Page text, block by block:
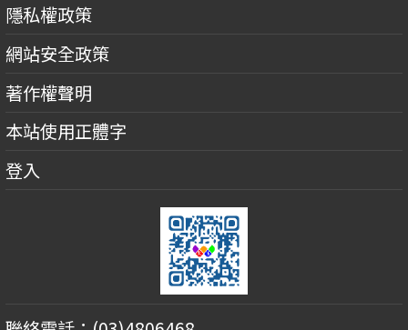
隱私權政策
網站安全政策
著作權聲明
本站使用正體字
登入